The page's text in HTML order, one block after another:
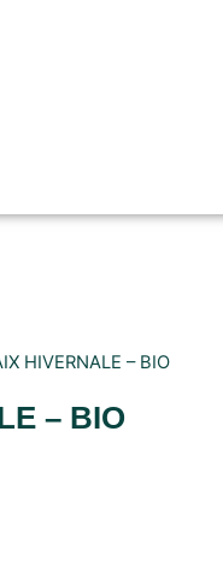
HIVERNALE – BIO
– BIO